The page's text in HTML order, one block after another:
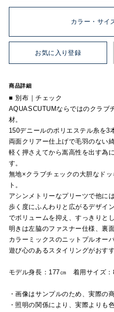
カラー・サイ
お気に入り登録
商品詳細
■ 別布｜チェック
AQUASCUTUMならではのクラブ
材。
150デニールのポリエステル糸を3
両面クリアー仕上げで毛羽のない
軽く押さえてから嵩高性を出す為
す。
無地×クラブチェックの大胆なド
ト。
アシンメトリーなプリーツで他に
歩く度にふんわりと広がるデザイ
でボリュームを抑え、すっきりと
明きは左脇のファスナー仕様、裏
カラーミックスのニットプルオー
遊び心のあるスタイリングがおすす
モデル身長：177㎝ 着用サイズ：
・画像はサンプルのため、実際の
・照明の関係により、実際よりも